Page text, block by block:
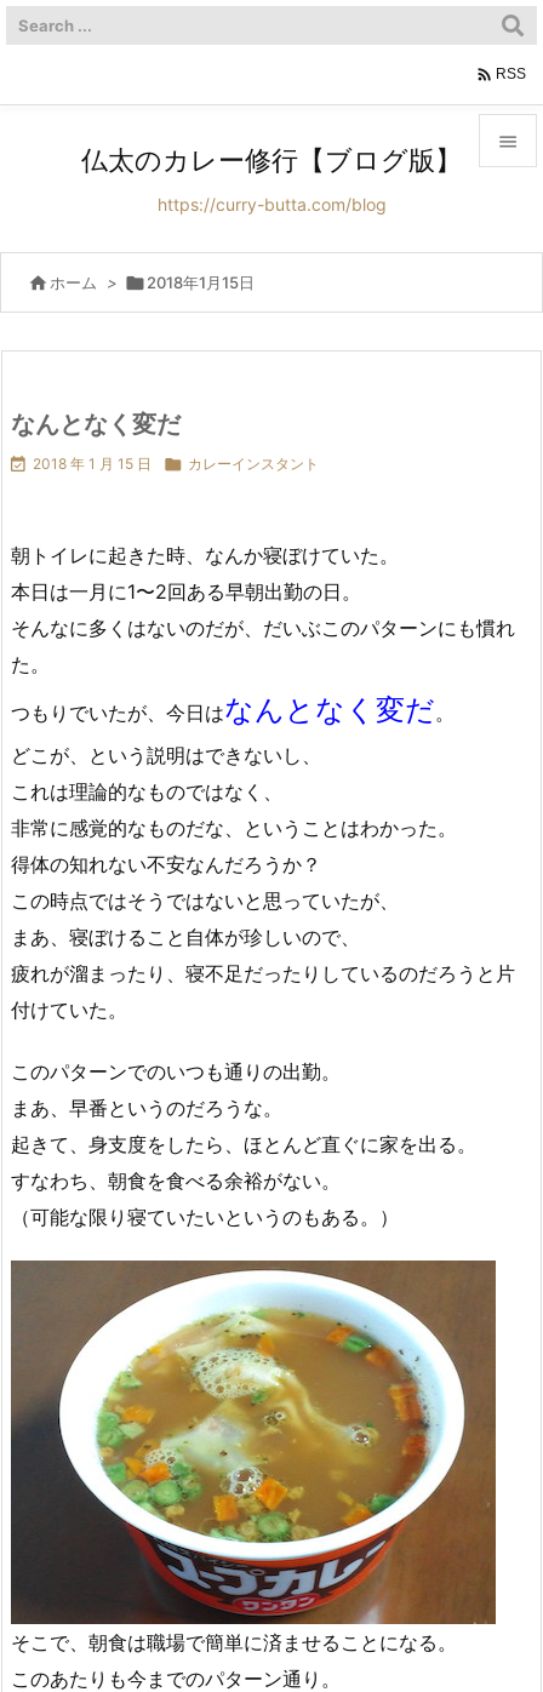



 RSS
仏太のカレー修行【ブログ版】
https://curry-butta.com/blog
 ホーム > 2018年1月15日
なんとなく変だ
 2018 年 1 月 15 日  カレーインスタント
朝トイレに起きた時、なんか寝ぼけていた。
本日は一月に1〜2回ある早朝出勤の日。
そんなに多くはないのだが、だいぶこのパターンにも慣れ
た。
つもりでいたが、今日はなんとなく変だ。
どこが、という説明はできないし、
これは理論的なものではなく、
非常に感覚的なものだな、ということはわかった。
得体の知れない不安なんだろうか？
この時点ではそうではないと思っていたが、
まあ、寝ぼけること自体が珍しいので、
疲れが溜まったり、寝不足だったりしているのだろうと片
付けていた。
このパターンでのいつも通りの出勤。
まあ、早番というのだろうな。
起きて、身支度をしたら、ほとんど直ぐに家を出る。
すなわち、朝食を食べる余裕がない。
（可能な限り寝ていたいというのもある。）
そこで、朝食は職場で簡単に済ませることになる。
このあたりも今までのパターン通り。